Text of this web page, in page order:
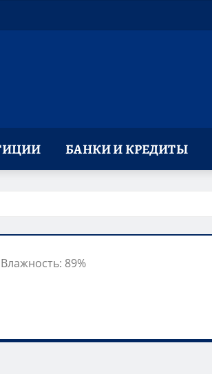
БАНКИ И КРЕДИТЫ
89%